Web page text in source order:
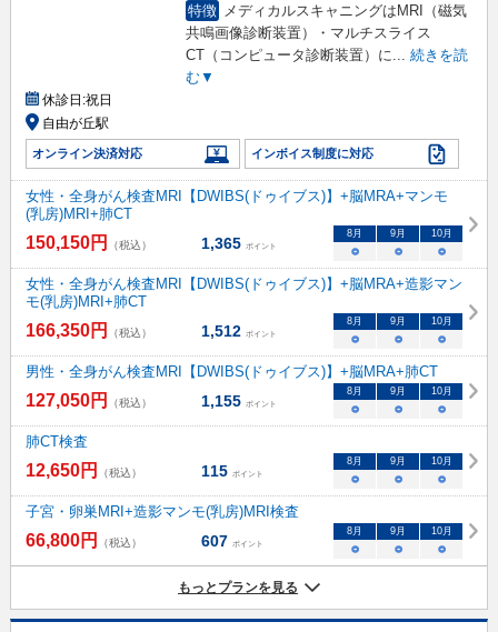
特徴
メディカルスキャニングはMRI（磁気
共鳴画像診断装置）・マルチスライス
CT（コンピュータ診断装置）に
続きを読
む▼
休診日:祝日
自由が丘駅
オンライン決済対応 インボイス制度に対応
女性・全身がん検査MRI【DWIBS(ドゥイブス)】+脳MRA+マンモ
(乳房)MRI+肺CT
150,150円 （税込） 1,365 ポイント
8 月 9 月 10月
○ ○ ○
女性・全身がん検査MRI【DWIBS(ドゥイブス)】+脳MRA+造影マン
モ(乳房)MRI+肺CT
166,350円 （税込） 1,512 ポイント
8 月 9 月 10月
○ ○ ○
男性・全身がん検査MRI【DWIBS(ドゥイブス)】+脳MRA+肺CT
127,050円 （税込） 1,155 ポイント
8 月 9 月 10月
○ ○ ○
肺CT検査
12,650円 （税込） 115 ポイント
8 月 9 月 10月
○ ○ ○
子宮・卵巣MRI+造影マンモ(乳房)MRI検査
66,800円 （税込） 607 ポイント
8 月 9 月 10月
○ ○ ○
もっとプランを見る